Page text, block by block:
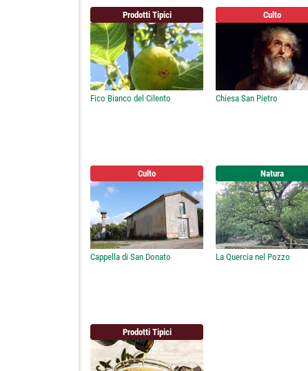
Prodotti Tipici
Fico Bianco del Cilento
Culto
Chiesa San Pietro
Culto
Cappella di San Donato
Natura
La Quercia nel Pozzo
Prodotti Tipici